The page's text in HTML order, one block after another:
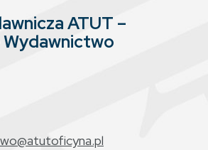
ATUT –
Wydawnictwo